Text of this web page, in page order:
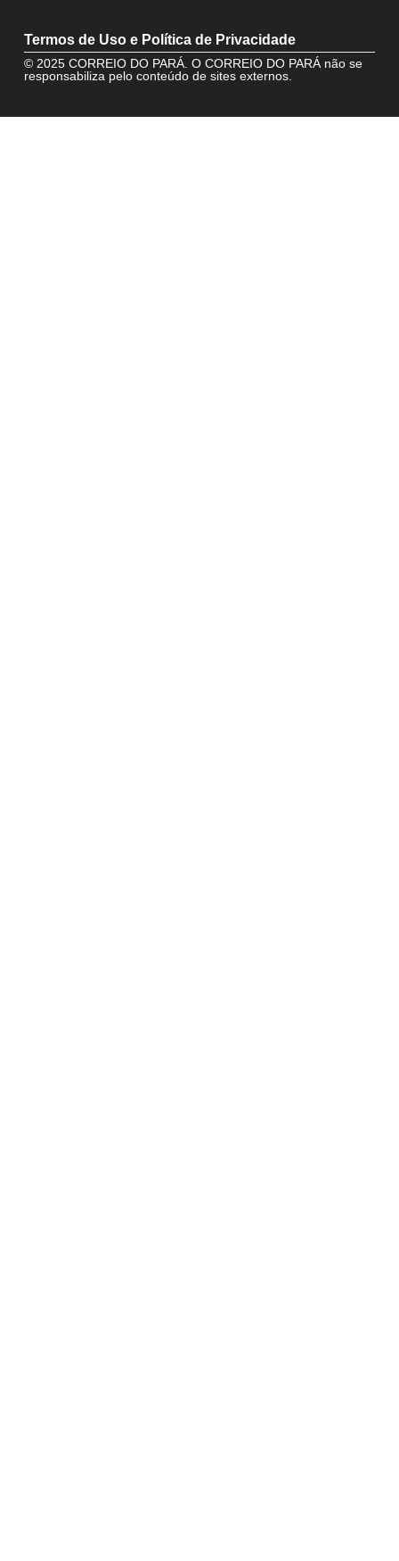
Termos de Uso e Política de Privacidade
© 2025 CORREIO DO PARÁ. O CORREIO DO PARÁ não se
responsabiliza pelo conteúdo de sites externos.